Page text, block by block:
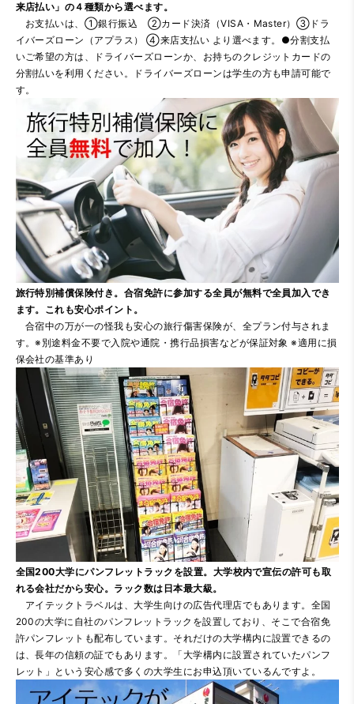
来店払い」の４種類から選べます。
お支払いは、①銀行振込 ②カード決済（VISA・Master）③ドラ
イバーズローン（アプラス） ④来店支払い より選べます。●分割支払
いご希望の方は、ドライバーズローンか、お持ちのクレジットカードの
分割払いを利用ください。ドライバーズローンは学生の方も申請可能で
す。
旅行特別補償保険付き。合宿免許に参加する全員が無料で全員加入でき
ます。これも安心ポイント。
合宿中の万が一の怪我も安心の旅行傷害保険が、全プラン付与されま
す。※別途料金不要で入院や通院・携行品損害などが保証対象 ※適用に損
保会社の基準あり
全国200大学にパンフレットラックを設置。大学校内で宣伝の許可も取
れる会社だから安心。ラック数は日本最大級。
アイテックトラベルは、大学生向けの広告代理店でもあります。全国
200の大学に自社のパンフレットラックを設置しており、そこで合宿免
許パンフレットも配布しています。それだけの大学構内に設置できるの
は、長年の信頼の証でもあります。「大学構内に設置されていたパンフ
レット」という安心感で多くの大学生にお申込頂いているんですよ。